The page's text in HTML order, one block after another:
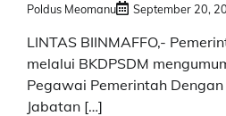
Poldus Meomanu September 20,
LINTAS BIINMAFFO,-
melalui BKDPSDM
Pegawai Pemerintah
Jabatan […]